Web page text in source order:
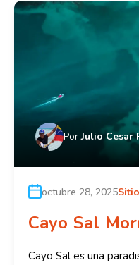
Por Julio Cesar
octubre 28, 2025
Cayo Sal
Cayo Sal es una